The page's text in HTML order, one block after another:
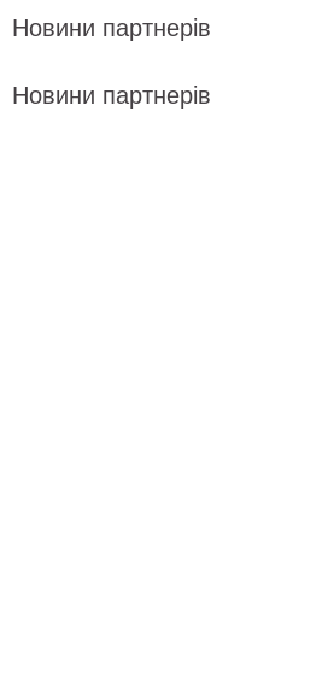
Новини партнерів
Новини партнерів